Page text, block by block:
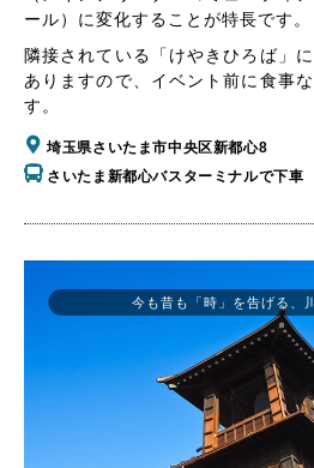
ール）に変化することが特長です。
隣接されている「けやきひろば」
ありますので、イベント前に食事
す。
埼玉県さいたま市中央区新都心8
さいたま新都心バスターミナルで下車
今も昔も「時」を告げる、